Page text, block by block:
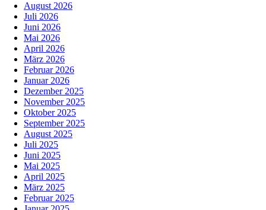
August 2026
Juli 2026
Juni 2026
Mai 2026
April 2026
März 2026
Februar 2026
Januar 2026
Dezember 2025
November 2025
Oktober 2025
September 2025
August 2025
Juli 2025
Juni 2025
Mai 2025
April 2025
März 2025
Februar 2025